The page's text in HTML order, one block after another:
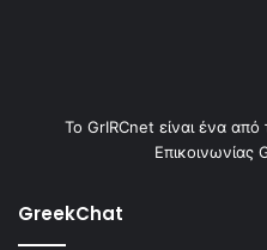
Το GrIRCnet είναι ένα
Επικοινωνίας
GreekChat